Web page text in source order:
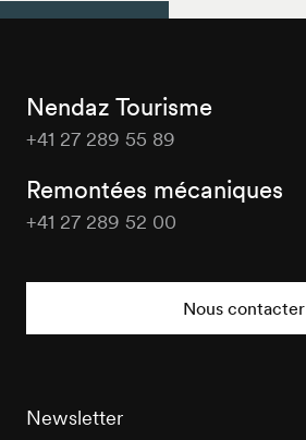
Nendaz Tourisme
+41 27 289 55 89
Remontées mécaniques
+41 27 289 52 00
Nous contacter
Newsletter